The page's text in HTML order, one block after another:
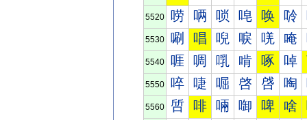
5520 唠 唡 唢 唣 唤 唥
5530 唰 唱 唲 唳 唴 唵
5540 啀 啁 啂 啃 啄 啅
5550 啐 啑 啒 啓 啔 啕
5560 啠 啡 啢 啣 啤 啥